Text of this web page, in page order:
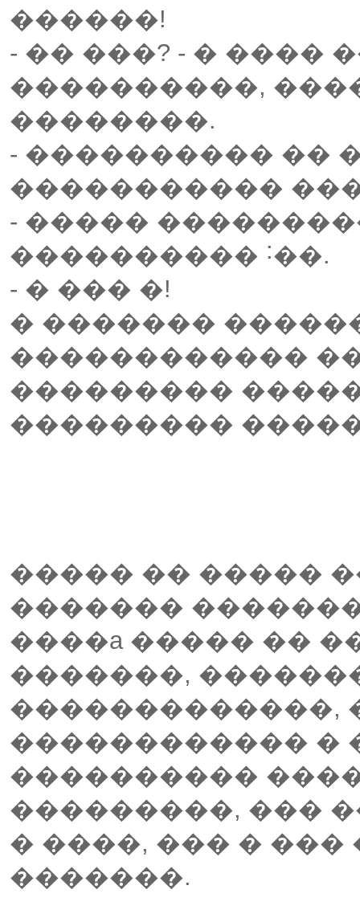
������!
- �� ���? - � ����
����������,
��������.
- ���������� ��
�����������
- �����
���������� ˸��.
- � ��� �!
� �������
������������
���������
���������
����� �� �����
�������
����a ����� ��
�������,
�������������,
������������ �
����������
���������, ���
� ����, ��� �
�������.